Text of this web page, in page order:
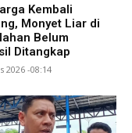
Kembali
Monyet Liar di
Belum
Ditangkap
2026 -08:14